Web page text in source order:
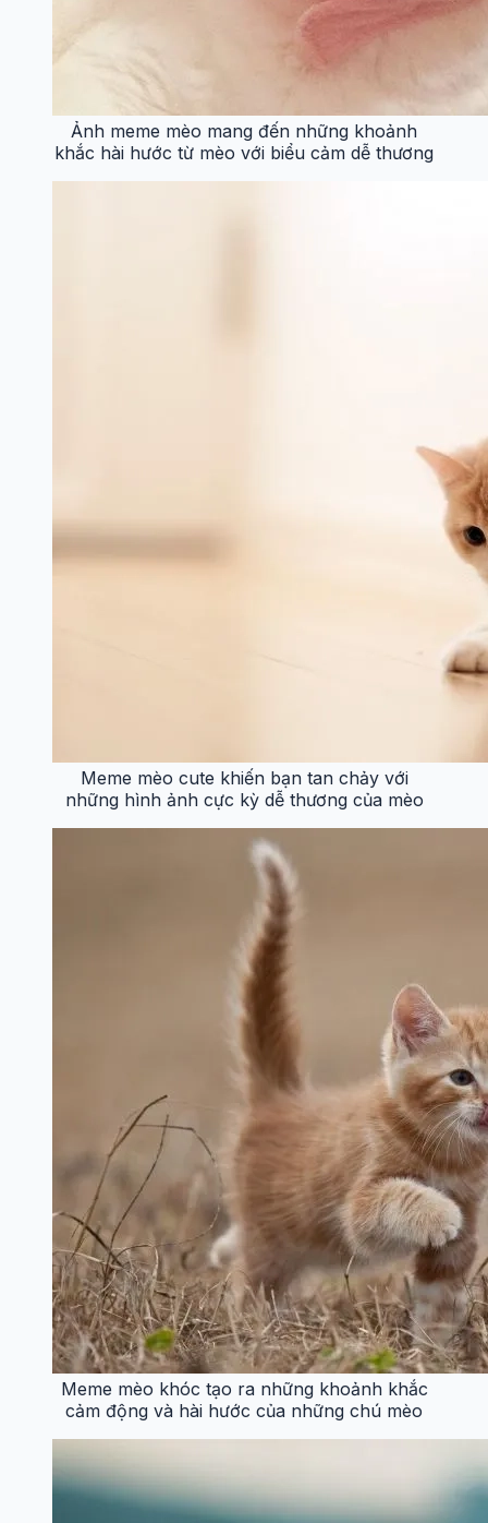
Ảnh meme mèo mang đến những khoảnh
khắc hài hước từ mèo với biểu cảm dễ thương
Meme mèo cute khiến bạn tan chảy với
những hình ảnh cực kỳ dễ thương của mèo
Meme mèo khóc tạo ra những khoảnh khắc
cảm động và hài hước của những chú mèo